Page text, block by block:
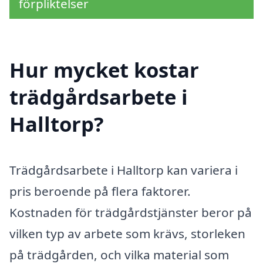
förpliktelser
Hur mycket kostar
trädgårdsarbete i
Halltorp?
Trädgårdsarbete i Halltorp kan variera i
pris beroende på flera faktorer.
Kostnaden för trädgårdstjänster beror på
vilken typ av arbete som krävs, storleken
på trädgården, och vilka material som